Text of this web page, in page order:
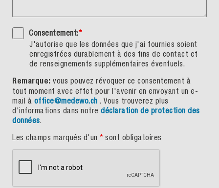
Consentement:*
J'autorise que les données que j'ai fournies soient
enregistrées durablement à des fins de contact et
de renseignements supplémentaires éventuels.
Remarque: vous pouvez révoquer ce consentement à
tout moment avec effet pour l'avenir en envoyant un e-
mail à office@medewo.ch . Vous trouverez plus
d'informations dans notre déclaration de protection des
données.
Les champs marqués d'un * sont obligatoires